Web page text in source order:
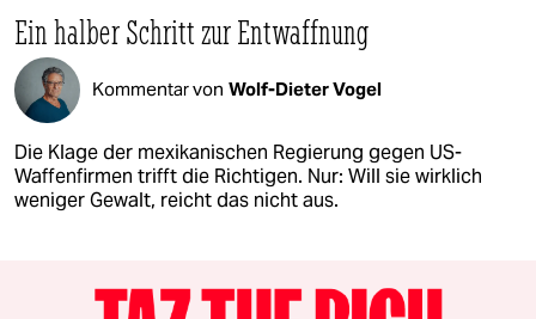
Ein halber Schritt zur Entwaffnung
Kommentar von Wolf-Dieter Vogel
Die Klage der mexikanischen Regierung gegen US-
Waffenfirmen trifft die Richtigen. Nur: Will sie wirklich
weniger Gewalt, reicht das nicht aus.